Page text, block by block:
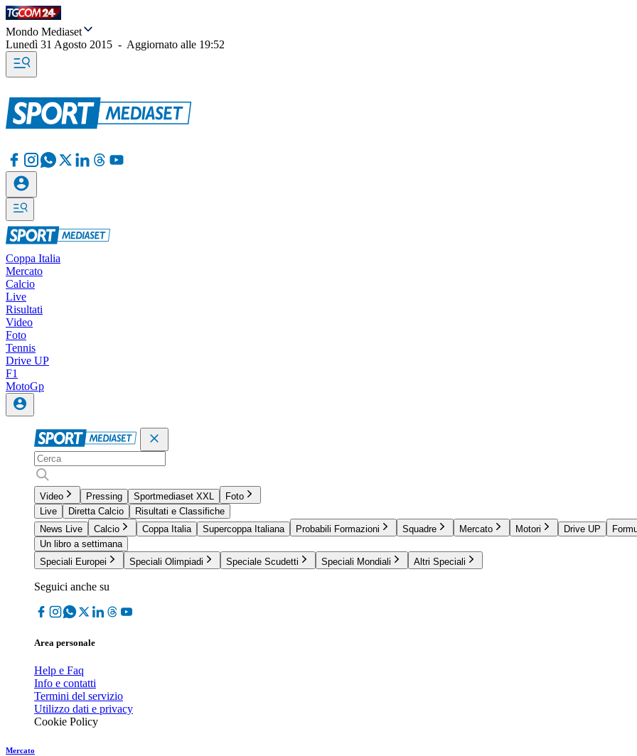
Mondo Mediaset
Lunedì 31 Agosto 2015 - Aggiornato alle 19:52
Coppa Italia
Mercato
Calcio
Live
Risultati
Video
Foto
Tennis
Drive UP
F1
MotoGp
Video Pressing Sportmediaset XXL
Foto
Live
Diretta Calcio
Risultati e Classifiche
News Live
Calcio Coppa Italia Supercoppa Italiana Probabili Formazioni Squadre Mercato Motori Drive UP
Un libro a settimana
Speciali Europei
Speciali Olimpiadi Speciale Scudetti Speciali Mondiali Altri Speciali
Seguici anche su
Area personale
Help e Faq
Info e contatti
Termini del servizio
Utilizzo dati e privacy
Cookie Policy
Mercato